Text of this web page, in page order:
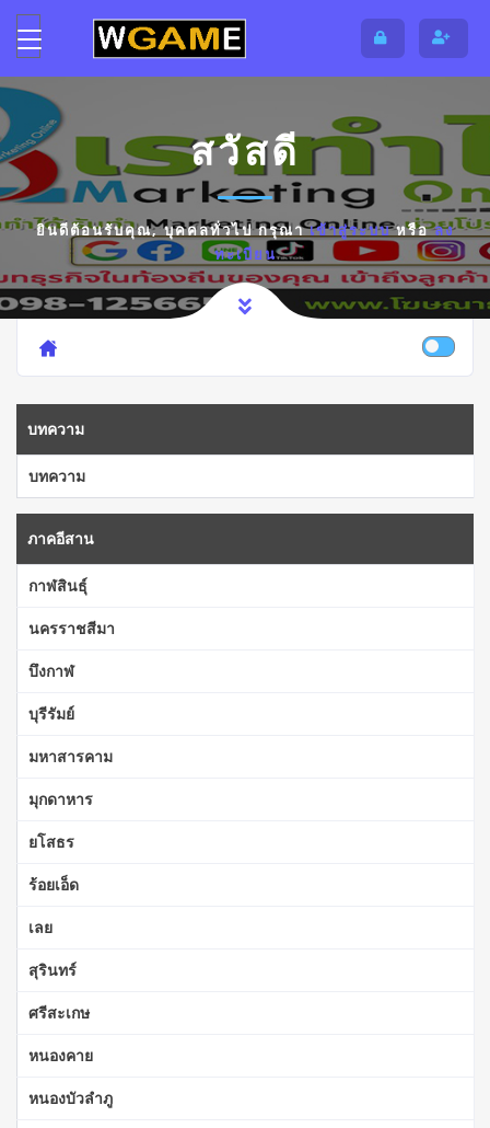
สวัสดี
ยินดีต้อนรับคุณ,บุคคลทั่วไปกรุณาเข้าสู่ระบบหรือลง
ทะเบียน
บทความ
บทความ
ภาคอีสาน
กาฬสินธุ์
นครราชสีมา
บึงกาฬ
บุรีรัมย์
มหาสารคาม
มุกดาหาร
ยโสธร
ร้อยเอ็ด
เลย
สุรินทร์
ศรีสะเกษ
หนองคาย
หนองบัวลำภู